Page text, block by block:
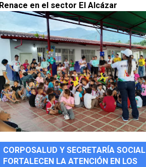
Renace en el sector El Alcázar
CORPOSALUD Y SECRETARÍA SOCIAL
FORTALECEN LA ATENCIÓN EN LOS